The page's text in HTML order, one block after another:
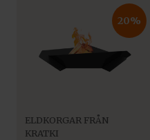
20%
ELDKORGAR FRÅN
KRATKI